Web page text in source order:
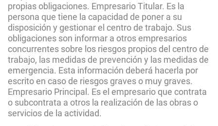
propias obligaciones. Empresario Titular. Es la
persona que tiene la capacidad de poner a su
disposición y gestionar el centro de trabajo. Sus
obligaciones son informar a otros empresarios
concurrentes sobre los riesgos propios del centro de
trabajo, las medidas de prevención y las medidas de
emergencia. Esta información deberá hacerla por
escrito en caso de riesgos graves o muy graves.
Empresario Principal. Es el empresario que contrata
o subcontrata a otros la realización de las obras o
servicios de la actividad.